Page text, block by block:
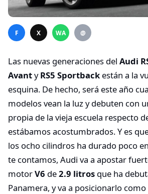
F X WA @
Las nuevas generaciones del Audi
AvantyRS5 Sportback están a la
esquina. De hecho, será este año
modelos vean la luz y debuten con
propia de la vieja escuela respecto
estábamos acostumbrados. Y es
los ocho cilindros ha durado poco
te contamos, Audi va a apostar
motorV6 de2.9 litros que ha
Panamera, y va a posicionarlo